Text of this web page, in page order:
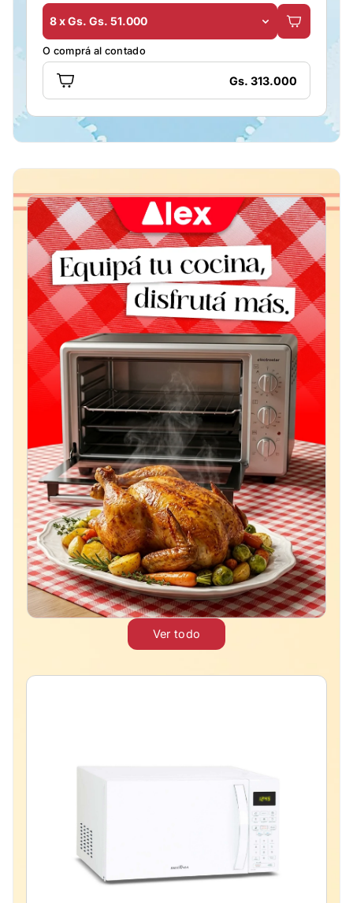
8 x Gs. Gs. 51.000
O comprá al contado
Gs. 313.000
Ver todo